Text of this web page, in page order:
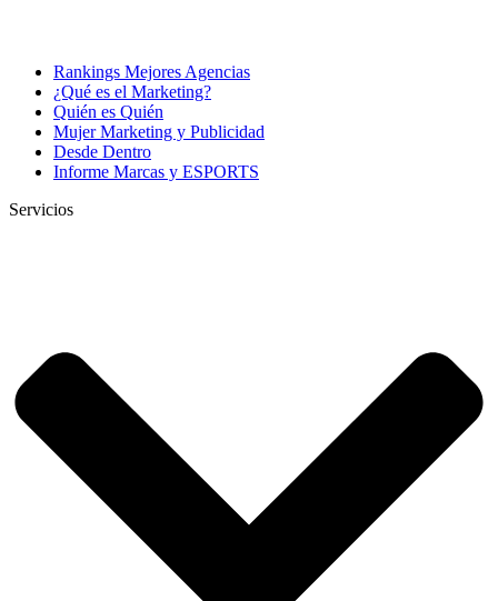
Rankings Mejores Agencias
¿Qué es el Marketing?
Quién es Quién
Mujer Marketing y Publicidad
Desde Dentro
Informe Marcas y ESPORTS
Servicios